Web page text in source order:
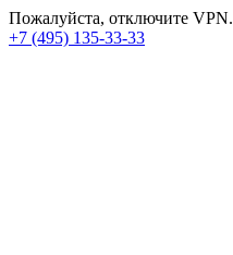
Пожалуйста, отключите VPN.
+7 (495) 135-33-33